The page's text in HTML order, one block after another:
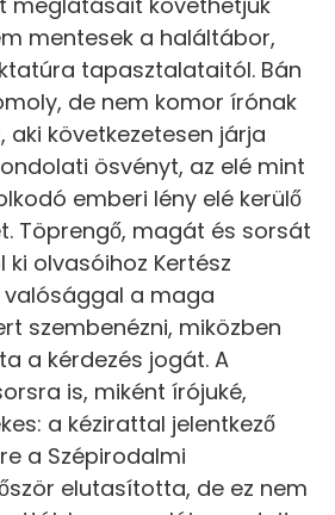
mentesek a haláltábor,
tapasztalataitól. Bán
de nem komor írónak
következetesen járja
ösvényt, az elé mint
emberi lény elé kerülő
Töprengő, magát és sorsát
olvasóihoz Kertész
a maga
szembenézni, miközben
a kérdezés jogát. A
is, miként írójuké,
a kézirattal jelentkező
a Szépirodalmi
elutasította, de ez nem